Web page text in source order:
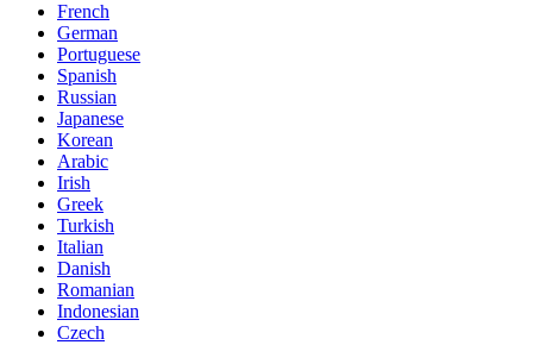
French
German
Portuguese
Spanish
Russian
Japanese
Korean
Arabic
Irish
Greek
Turkish
Italian
Danish
Romanian
Indonesian
Czech